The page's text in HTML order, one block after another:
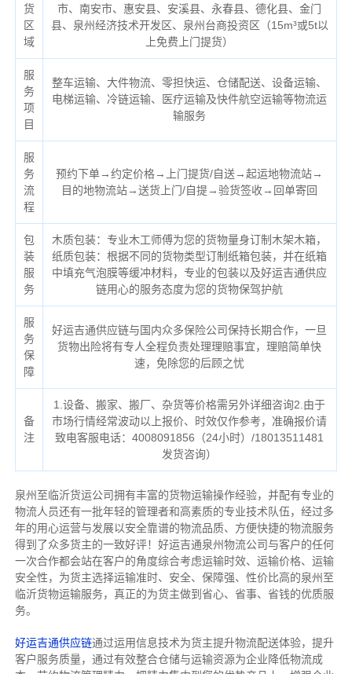
货
区
域
市、南安市、惠安县、安溪县、永春县、德化县、金门
县、泉州经济技术开发区、泉州台商投资区（15m³或5t以
上免费上门提货）
服
务
项
目
整车运输、大件物流、零担快运、仓储配送、设备运输、
电梯运输、冷链运输、医疗运输及快件航空运输等物流运
输服务
服
务
流
程
预约下单→约定价格→上门提货/自送→起运地物流站→
目的地物流站→送货上门/自提→验货签收→回单寄回
包
装
服
务
木质包装：专业木工师傅为您的货物量身订制木架木箱，
纸质包装：根据不同的货物类型订制纸箱包装，并在纸箱
中填充气泡膜等缓冲材料，专业的包装以及好运吉通供应
链用心的服务态度为您的货物保驾护航
服
务
保
障
好运吉通供应链与国内众多保险公司保持长期合作，一旦
货物出险将有专人全程负责处理理赔事宜，理赔简单快
速，免除您的后顾之忧
备
注
1.设备、搬家、搬厂、杂货等价格需另外详细咨询2.由于
市场行情经常波动以上报价、时效仅作参考，准确报价请
致电客服电话：4008091856（24小时）/18013511481
发货咨询）
泉州至临沂货运公司拥有丰富的货物运输操作经验，并配有专业的
物流人员还有一批年轻的管理者和高素质的专业技术队伍，经过多
年的用心运营与发展以安全靠谱的物流品质、方便快捷的物流服务
得到了众多货主的一致好评！好运吉通泉州物流公司与客户的任何
一次合作都会站在客户的角度综合考虑运输时效、运输价格、运输
安全性，为货主选择运输准时、安全、保障强、性价比高的泉州至
临沂货物运输服务，真正的为货主做到省心、省事、省钱的优质服
务。
好运吉通供应链通过运用信息技术为货主提升物流配送体验，提升
客户服务质量，通过有效整合仓储与运输资源为企业降低物流成